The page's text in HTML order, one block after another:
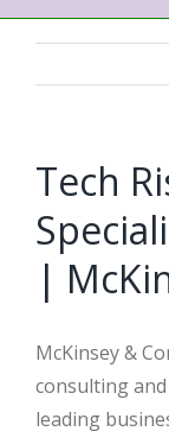
Tech
|
McKinsey &
consulting
leading